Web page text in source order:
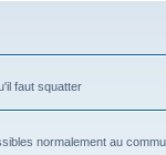
faut squatter
normalement au